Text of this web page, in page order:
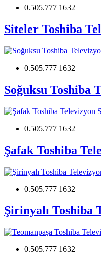
0.505.777 1632
Siteler Toshiba
0.505.777 1632
Soğuksu Toshiba
0.505.777 1632
Şafak Toshiba
0.505.777 1632
Şirinyalı Toshiba
0.505.777 1632